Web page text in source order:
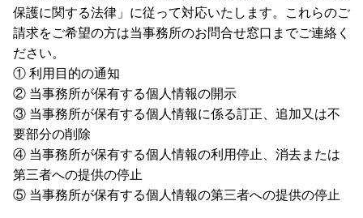
保護に関する法律」に従って対応いたします。これらのご
請求をご希望の方は当事務所のお問合せ窓口までご連絡く
ださい。
① 利用目的の通知
② 当事務所が保有する個人情報の開示
③ 当事務所が保有する個人情報に係る訂正、追加又は不
要部分の削除
④ 当事務所が保有する個人情報の利用停止、消去または
第三者への提供の停止
⑤ 当事務所が保有する個人情報の第三者への提供の停止